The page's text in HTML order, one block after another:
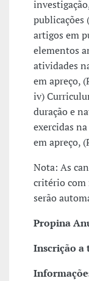
publicações
artigos em
elementos
atividades
em apreço,
iv)
duração e
exercidas
em apreço,
Nota: As
critério com
serão
Propina
Inscrição a